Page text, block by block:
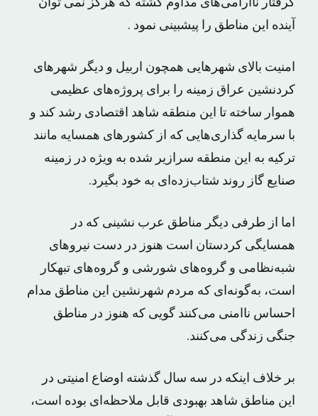
گرفتار ناآرامی‌های مداوم گشته که هرگز نمی توان
آینده این مناطق را پیشبینی نمود .
امنیت بالای شهرهایی همچون اربیل و دیگر شهرهای
کردنشین عراق زمینه را برای پروژه‌های عظیمی
هموار ساخته تا این منطقه شاهد اقتصادی رشد کند و
با سرمایه گذاری‌هایی که از کشورهای همسایه مانند
ترکیه به این منطقه سرازیر شده به ویژه در زمینه
صنایع گاز روند شتاب‌زده‌ای به خود بگیرد.
اما از طرفی دیگر مناطق عرب نشینی که در
همسایگی کردستان است هنوز در دست نیروهای
شبه‌نظامی و گروه‌های شورشی و گروه‌های تبهکار
است، به‌گونه‌ای که مردم شهرنشین این مناطق مدام
احساس ناامنی می‌کنند گویی که هنوز در مناطق
جنگی زندگی می‌کنند.
بر خلاف اینکه در سه سال گذشته اوضاع امنیتی در
این مناطق شاهد بهبودی قابل ملاحظه‌ای بوده است،